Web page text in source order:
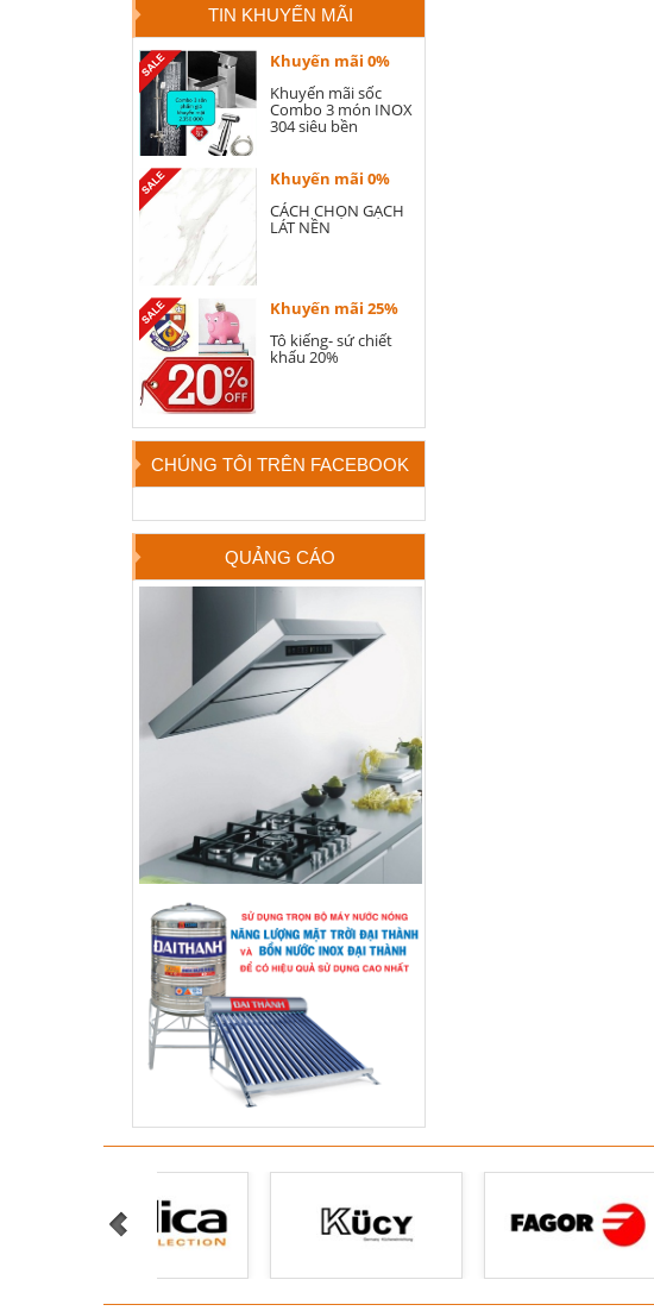
TIN KHUYẾN MÃI
Khuyến mãi 0%
Khuyến mãi sốc
Combo 3 món INOX
304 siêu bền
Khuyến mãi 0%
CÁCH CHỌN GẠCH
LÁT NỀN
Khuyến mãi 25%
Tô kiếng- sứ chiết
khấu 20%
CHÚNG TÔI TRÊN FACEBOOK
QUẢNG CÁO